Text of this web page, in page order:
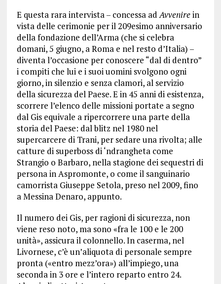
E questa rara intervista – concessa adAvvenirein
vista delle cerimonie per il 209esimo anniversario
della fondazione dell’Arma (che si celebra
domani, 5 giugno, a Roma e nel resto d’Italia) –
diventa l’occasione per conoscere “dal di dentro”
i compiti che lui e i suoi uomini svolgono ogni
giorno, in silenzio e senza clamori, al servizio
della sicurezza del Paese. E in 45 anni di esistenza,
scorrere l’elenco delle missioni portate a segno
dal Gis equivale a ripercorrere una parte della
storia del Paese: dal blitz nel 1980 nel
supercarcere di Trani, per sedare una rivolta; alle
catture di superboss di ‘ndrangheta come
Strangio o Barbaro, nella stagione dei sequestri di
persona in Aspromonte, o come il sanguinario
camorrista Giuseppe Setola, preso nel 2009, fino
a Messina Denaro, appunto.
Il numero dei Gis, per ragioni di sicurezza, non
viene reso noto, ma sono «fra le 100 e le 200
unità», assicura il colonnello. In caserma, nel
Livornese, c’è un’aliquota di personale sempre
pronta («entro mezz’ora») all’impiego, una
seconda in 3 ore e l’intero reparto entro 24.